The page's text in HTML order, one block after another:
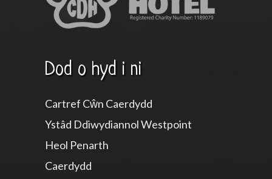
Dod o hyd i ni
Cartref Cŵn Caerdydd
Ystâd Ddiwydiannol Westpoint
Heol Penarth
Caerdydd